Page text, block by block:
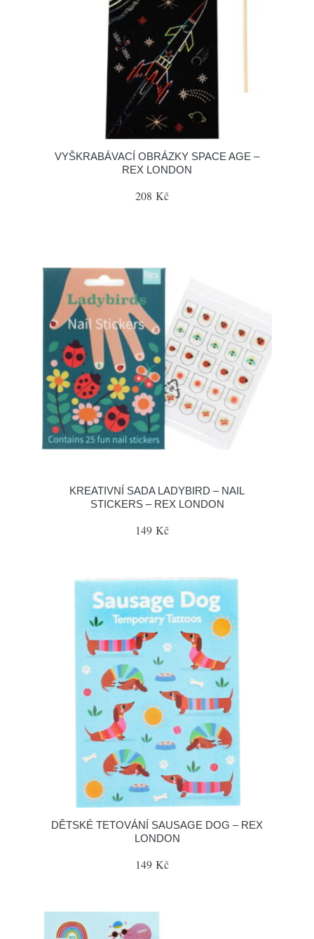
VYŠKRABÁVACÍ OBRÁZKY SPACE AGE –
REX LONDON
208 Kč
KREATIVNÍ SADA LADYBIRD – NAIL
STICKERS – REX LONDON
149 Kč
DĚTSKÉ TETOVÁNÍ SAUSAGE DOG – REX
LONDON
149 Kč